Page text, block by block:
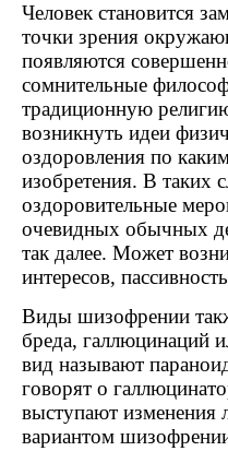
Человек становится
точки зрения
появляются
сомнительные
традиционную
возникнуть идеи
оздоровления по
изобретения. В таких
оздоровительные
очевидных обычных
так далее. Может
интересов,
Виды шизофрении
бреда, галлюцинаций
вид называют
говорят о
выступают изменения
вариантом